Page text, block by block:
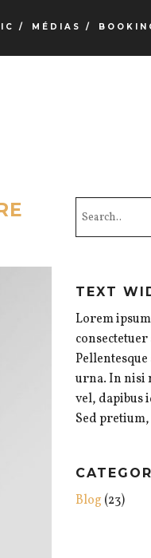
/ MÉDIAS /
TEXT
Lorem
urna. In nisi
vel, dapibus
Sed
Blog (23)